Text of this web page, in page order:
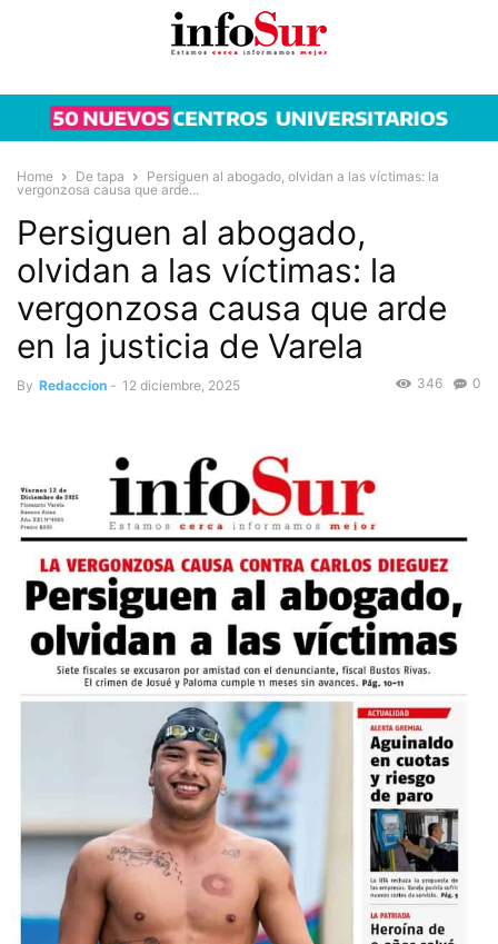
Home De tapa
Persiguen al abogado, olvidan a las víctimas: la
vergonzosa causa que arde...
Persiguen al abogado,
olvidan a las víctimas: la
vergonzosa causa que arde
en la justicia de Varela
By Redaccion - 12 diciembre, 2025 0
346